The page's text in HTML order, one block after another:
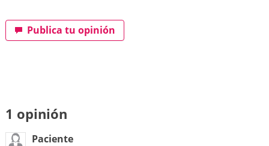
Publica tu opinión
1 opinión
Paciente